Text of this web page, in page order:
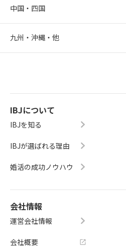
中国・四国
九州・沖縄・他
IBJについて
IBJを知る
IBJが選ばれる理由
婚活の成功ノウハウ
会社情報
運営会社情報
会社概要